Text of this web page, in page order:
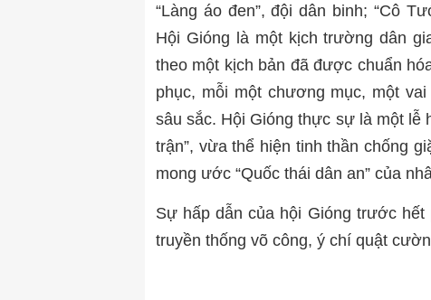
“Làng áo đen”, đội dân binh; “Cô
Hội Gióng là một kịch trường dân
theo một kịch bản đã được chuẩn
phục, mỗi một chương mục, một
sâu sắc. Hội Gióng thực sự là một lễ
trận”, vừa thể hiện tinh thần chống
mong ước “Quốc thái dân an” của
Sự hấp dẫn của hội Gióng trước
truyền thống võ công, ý chí quật